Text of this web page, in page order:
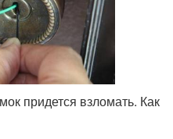
придется взломать. Как